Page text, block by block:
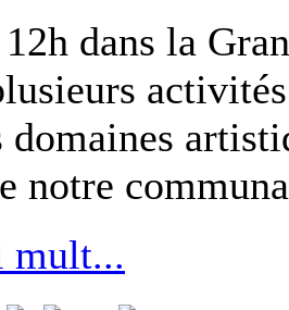
dans la
domaines
notre
mult...